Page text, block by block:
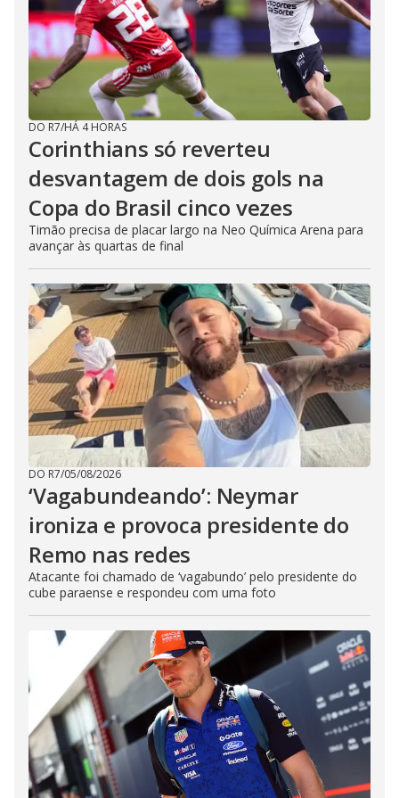
DO R7/HÁ 4 HORAS
Corinthians só reverteu
desvantagem de dois gols na
Copa do Brasil cinco vezes
Timão precisa de placar largo na Neo Química Arena para
avançar às quartas de final
DO R7/05/08/2026
‘Vagabundeando’: Neymar
ironiza e provoca presidente do
Remo nas redes
Atacante foi chamado de ‘vagabundo’ pelo presidente do
cube paraense e respondeu com uma foto